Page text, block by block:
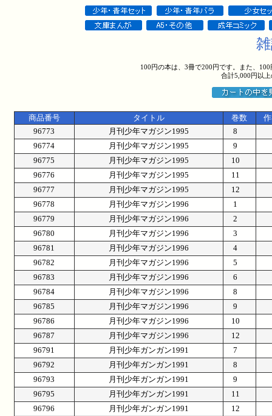
100円の本は、3冊で200円です。また、
合計5,000円以
商品番号 タイトル 巻数
96773
月刊少年マガジン1995
8
96774
月刊少年マガジン1995
9
96775
月刊少年マガジン1995
10
96776
月刊少年マガジン1995
11
96777
月刊少年マガジン1995
12
96778
月刊少年マガジン1996
1
96779
月刊少年マガジン1996
2
96780
月刊少年マガジン1996
3
96781
月刊少年マガジン1996
4
96782
月刊少年マガジン1996
5
96783
月刊少年マガジン1996
6
96784
月刊少年マガジン1996
8
96785
月刊少年マガジン1996
9
96786
月刊少年マガジン1996
10
96787
月刊少年マガジン1996
12
96791
月刊少年ガンガン1991
7
96792
月刊少年ガンガン1991
8
96793
月刊少年ガンガン1991
9
96795
月刊少年ガンガン1991
11
96796
月刊少年ガンガン1991
12